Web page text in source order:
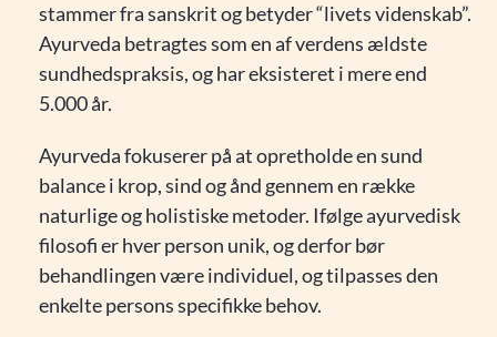
stammer fra sanskrit og betyder “livets videnskab”.
Ayurveda betragtes som en af verdens ældste
sundhedspraksis, og har eksisteret i mere end
5.000 år.
Ayurveda fokuserer på at opretholde en sund
balance i krop, sind og ånd gennem en række
naturlige og holistiske metoder. Ifølge ayurvedisk
filosofi er hver person unik, og derfor bør
behandlingen være individuel, og tilpasses den
enkelte persons specifikke behov.